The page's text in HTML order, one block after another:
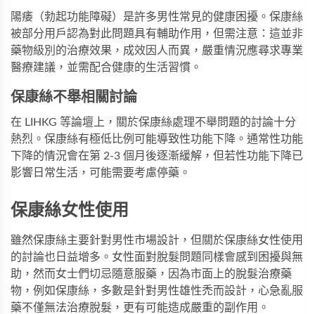
陽痿（勃起功能障礙）是許多男性常見的健康困擾。保康絲
被部分用戶認為對此問題具有輔助作用，但需注意：這並非
藥物級別的治療效果，成效因人而異，嚴重情況應尋求專業
醫療建議，並需配合健康的生活習慣。
保康絲不舉相關討論
在 LIHKG 等論壇上，關於保康絲處理不舉問題的討論十分
熱烈。保康絲有極低比例可能導致性功能下降。通常性功能
下降的情況會在第 2-3 個月後逐漸緩解，但若性功能下降已
影響日常生活，可能需要考慮停藥。
保康絲女性使用
雖然保康絲主要針對男性市場設計，但關於保康絲女性使用
的討論也日益增多。女性面對脫髮問題同樣會感到困擾與無
助，然而女士們切忌隨意服藥，因為市面上的脫髮治療藥
物，例如保康絲，多數是針對男性雄性禿而設計，心急亂服
藥不僅無法治療脫髮，更有可能造成嚴重的副作用。